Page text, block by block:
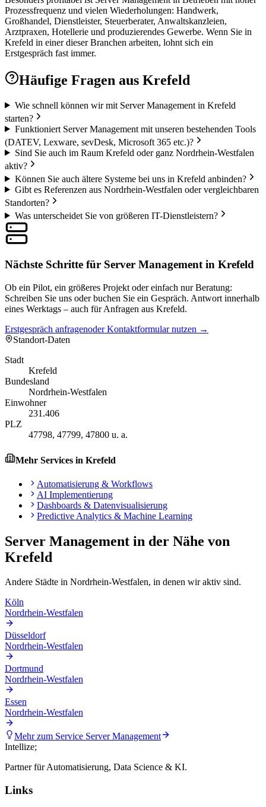
Prozessfrequenz und vielen Wiederholungen: Handwerk,
Großhandel, Dienstleister, Steuerberater, Anwaltskanzleien,
Arztpraxen, Hotellerie und produzierendes Gewerbe. Wenn Sie in
Krefeld in einer dieser Branchen arbeiten, lohnt sich ein
Erstgespräch fast immer.
Häufige Fragen aus Krefeld
Wie schnell können wir mit Server Management in Krefeld
starten?
Funktioniert Server Management mit unseren bestehenden Tools
(DATEV, Lexware, sevDesk, Microsoft 365 etc.)?
Sind Sie auch im Raum Krefeld oder ganz Nordrhein-Westfalen
aktiv?
Können Sie auch ältere Systeme bei uns in Krefeld anbinden?
Gibt es Referenzen aus Nordrhein-Westfalen oder vergleichbaren
Standorten?
Was unterscheidet Sie von größeren IT-Dienstleistern?
Nächste Schritte für Server Management in Krefeld
Ob ein Pilot, ein größeres Projekt oder einfach nur Beratung:
Schreiben Sie uns oder buchen Sie ein Gespräch. Antwort innerhalb
eines Werktags – auch für Anfragen aus Krefeld.
Erstgespräch anfragenoder Kontaktformular nutzen →
Standort-Daten
Stadt
Krefeld
Bundesland
Nordrhein-Westfalen
Einwohner
231.406
PLZ
47798, 47799, 47800 u. a.
Mehr Services in Krefeld
Automatisierung & Workflows
AI Implementierung
Dashboards & Datenvisualisierung
Predictive Analytics & Machine Learning
Server Management in der Nähe von
Krefeld
Andere Städte in Nordrhein-Westfalen, in denen wir aktiv sind.
Köln
Nordrhein-Westfalen
Düsseldorf
Nordrhein-Westfalen
Dortmund
Nordrhein-Westfalen
Essen
Nordrhein-Westfalen
Mehr zum Service Server Management
Intellize;
Partner für Automatisierung, Data Science & KI.
Links